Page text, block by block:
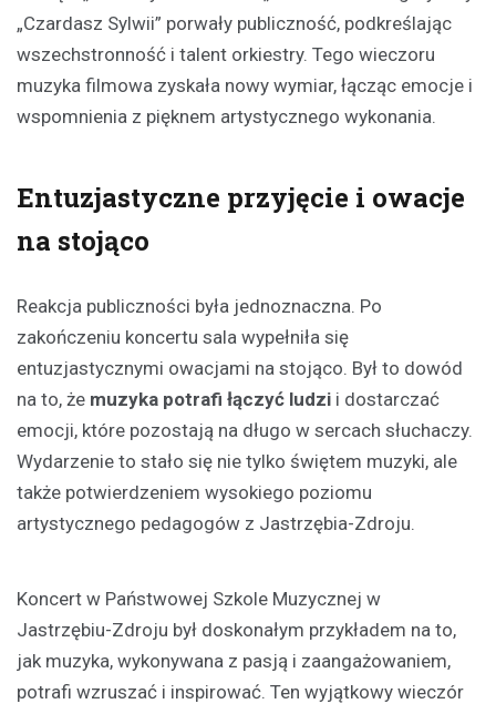
„Czardasz Sylwii” porwały publiczność, podkreślając
wszechstronność i talent orkiestry. Tego wieczoru
muzyka filmowa zyskała nowy wymiar, łącząc emocje i
wspomnienia z pięknem artystycznego wykonania.
Entuzjastyczne przyjęcie i owacje
na stojąco
Reakcja publiczności była jednoznaczna. Po
zakończeniu koncertu sala wypełniła się
entuzjastycznymi owacjami na stojąco. Był to dowód
na to, że muzyka potrafi łączyć ludzi i dostarczać
emocji, które pozostają na długo w sercach słuchaczy.
Wydarzenie to stało się nie tylko świętem muzyki, ale
także potwierdzeniem wysokiego poziomu
artystycznego pedagogów z Jastrzębia-Zdroju.
Koncert w Państwowej Szkole Muzycznej w
Jastrzębiu-Zdroju był doskonałym przykładem na to,
jak muzyka, wykonywana z pasją i zaangażowaniem,
potrafi wzruszać i inspirować. Ten wyjątkowy wieczór